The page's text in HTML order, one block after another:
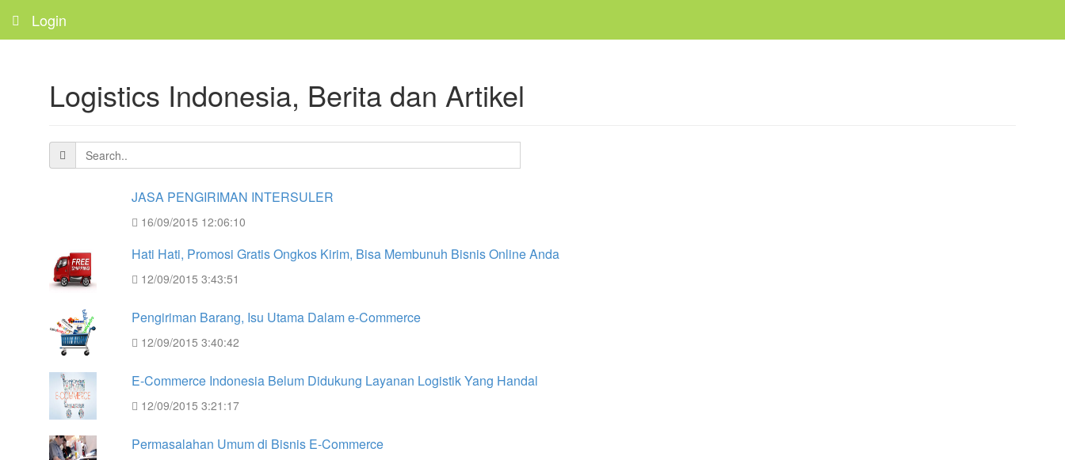
Login
Logistics Indonesia, Berita dan Artikel
JASA PENGIRIMAN INTERSULER
16/09/2015 12:06:10
Hati Hati, Promosi Gratis Ongkos Kirim, Bisa Membunuh Bisnis Online Anda
12/09/2015 3:43:51
Pengiriman Barang, Isu Utama Dalam e-Commerce
12/09/2015 3:40:42
E-Commerce Indonesia Belum Didukung Layanan Logistik Yang Handal
12/09/2015 3:21:17
Permasalahan Umum di Bisnis E-Commerce